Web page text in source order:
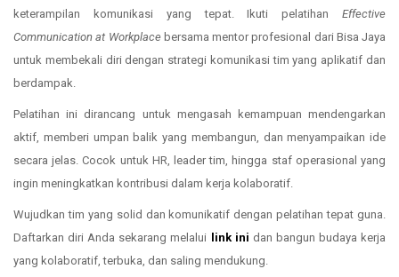
keterampilan komunikasi yang tepat. Ikuti pelatihan Effective
Communication at Workplacebersama mentor profesional dari Bisa Jaya
untuk membekali diri dengan strategi komunikasi tim yang aplikatif dan
berdampak.
Pelatihan ini dirancang untuk mengasah kemampuan mendengarkan
aktif, memberi umpan balik yang membangun, dan menyampaikan ide
secara jelas. Cocok untuk HR, leader tim, hingga staf operasional yang
ingin meningkatkan kontribusi dalam kerja kolaboratif.
Wujudkan tim yang solid dan komunikatif dengan pelatihan tepat guna.
Daftarkan diri Anda sekarang melalui
link ini dan bangun budaya kerja
yang kolaboratif, terbuka, dan saling mendukung.